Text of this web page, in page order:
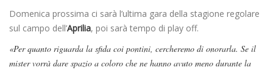
Domenica prossima ci sarà l’ultima gara della stagione regolare
sul campo dell’Aprilia, poi sarà tempo di play off.
«Per quanto riguarda la sfida coi pontini, cercheremo di onorarla. Se il
mister vorrà dare spazio a coloro che ne hanno avuto meno durante la